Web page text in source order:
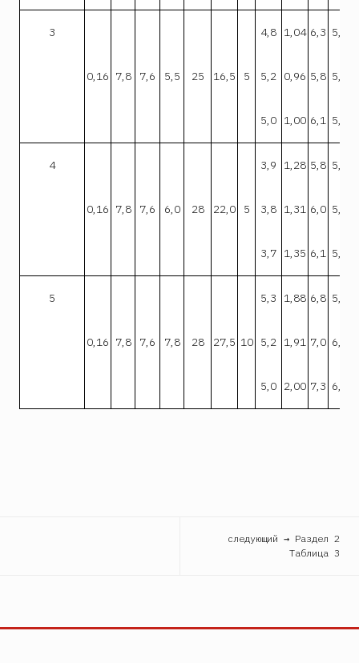
3 4,8 1,04 6,3 5,5
0,16 7,8 7,6 5,5 25 16,5 5 5,2 0,96 5,8 5,0
5,0 1,00 6,1 5,3
4 3,9 1,28 5,8 5,0
0,16 7,8 7,6 6,0 28 22,0 5 3,8 1,31 6,0 5,5
3,7 1,35 6,1 5,3
5 5,3 1,88 6,8 5,9
0,16 7,8 7,6 7,8 28 27,5 10 5,2 1,91 7,0 6,1
5,0 2,00 7,3 6,3
следующий → Раздел 2
Таблица 3